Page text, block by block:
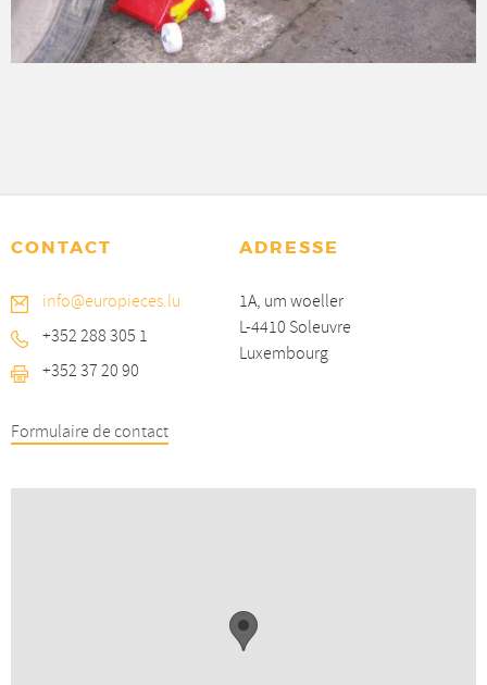
CONTACT
info@europieces.lu
+352 288 305 1
+352 37 20 90
Formulaire de contact
ADRESSE
1A, um woeller
L-4410 Soleuvre
Luxembourg